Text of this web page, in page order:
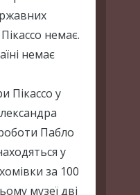
немає.
немає
Пікассо у
Пабло
у
за 100
музеї дві